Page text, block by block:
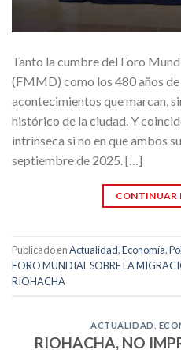
Tanto la cumbre del Foro
(FMMD) como los 480 años
acontecimientos que marcan,
histórico de la ciudad. Y
intrínseca si no en que ambos
septiembre de 2025. […]
CONTINUAR
Publicado enActualidad,Economía,
FORO MUNDIAL SOBRE LA
RIOHACHA
ACTUALIDAD
RIOHACHA, NO